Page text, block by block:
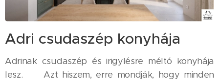
Adri csudaszép konyhája
Adrinak csudaszép és irigylésre méltó konyhája
lesz. 😊 Azt hiszem, erre mondják, hogy minden